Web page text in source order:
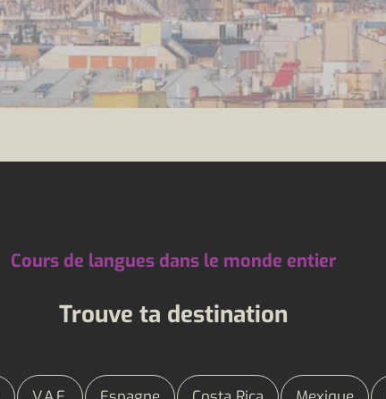
Cours de langues dans le monde entier
Trouve ta destination